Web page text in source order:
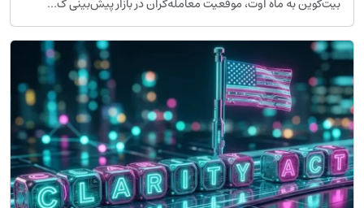
به ماه اوت، موقعیت معامله‌گران در بازار پیش‌بینی ک...